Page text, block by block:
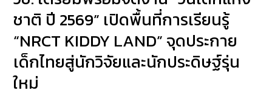
ชาติ ปี 2569” เปิดพื้นที่การเรียนรู้
“NRCT KIDDY LAND” จุดประกาย
เด็กไทยสู่นักวิจัยและนักประดิษฐ์รุ่น
ใหม่